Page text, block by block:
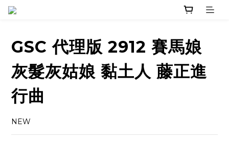
GSC 代理版 2912 賽馬娘
灰髮灰姑娘 黏土人 藤正進
行曲
NEW